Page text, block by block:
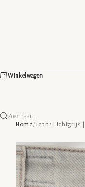
Winkelwagen
Zoek naar...
Home/Jeans Lichtgrijs